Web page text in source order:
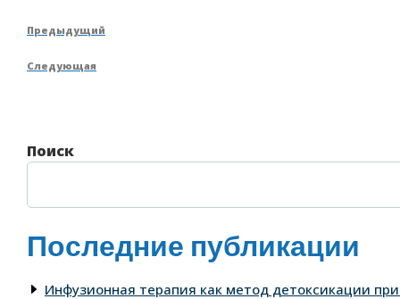
Навигация
по
записям
Предыдущая
Предыдущий
Следующая
Следующая
Поиск
Последние публикации
Инфузионная терапия как метод детоксикации